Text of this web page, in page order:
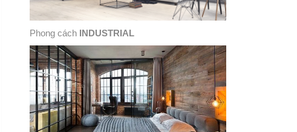
Phong cách INDUSTRIAL